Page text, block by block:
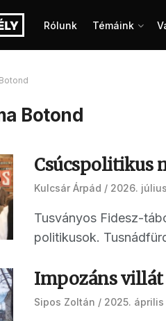
Rólunk Témáink
Botond
Csúcspolitikus
Kulcsár Árpád 2026.
Tusványos Fidesz-
politikusok.
Impozáns villát
Sipos Zoltán 2025. április